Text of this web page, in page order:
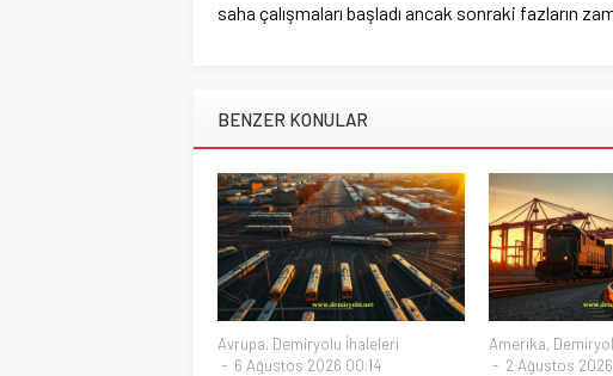
saha çalışmaları başladı ancak sonraki fazların
BENZER KONULAR
Avrupa, Demiryolu İhaleleri
6 Ağustos 2026 00:14
Amerika,
2 Ağustos